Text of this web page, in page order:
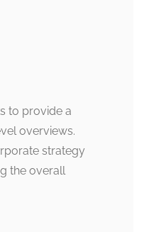
to provide a
overviews.
strategy
the overall